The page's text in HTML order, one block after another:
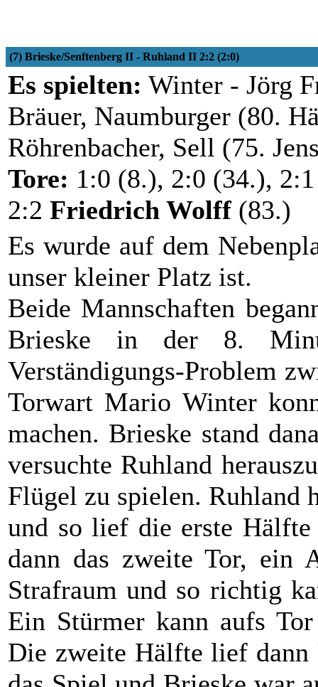
(7) Brieske/Senftenberg II - Ruhland II 2:2 (2:0)
Es spielten: Winter - Jörg
Bräuer, Naumburger (80.
Röhrenbacher, Sell (75.
Tore: 1:0 (8.), 2:0 (34.),
2:2 Friedrich Wolff (83.)
Es wurde auf dem
unser kleiner Platz ist.
Beide Mannschaften
Brieske in der 8.
Verständigungs-Problem
Torwart Mario Winter
machen. Brieske stand
versuchte Ruhland
Flügel zu spielen. Ruhland
und so lief die erste
dann das zweite Tor,
Strafraum und so richtig
Ein Stürmer kann aufs
Die zweite Hälfte lief dann